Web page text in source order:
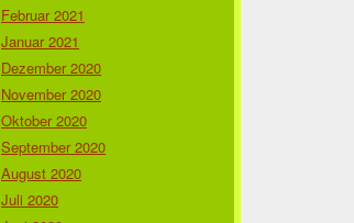
Februar 2021
Januar 2021
Dezember 2020
November 2020
Oktober 2020
September 2020
August 2020
Juli 2020